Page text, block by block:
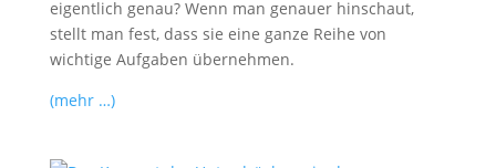
eigentlich genau? Wenn man genauer hinschaut,
stellt man fest, dass sie eine ganze Reihe von
wichtige Aufgaben übernehmen.
(mehr …)